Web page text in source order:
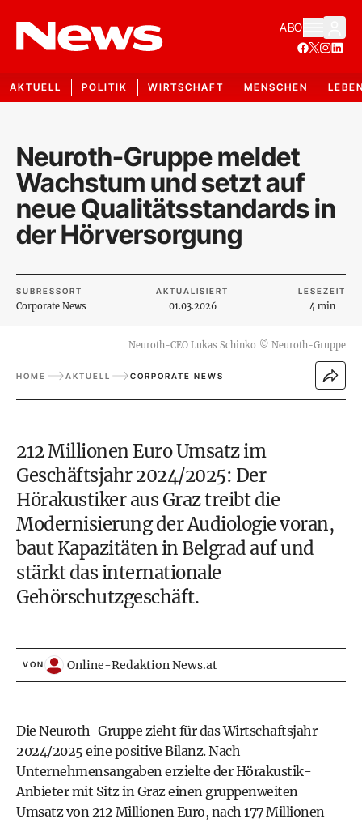
ABO
AKTUELL POLITIK WIRTSCHAFT MENSCHEN
Neuroth-Gruppe meldet
Wachstum und setzt auf
neue Qualitätsstandards in
der Hörversorgung
SUBRESSORT
Corporate News
AKTUALISIERT
01.03.2026
LESEZEIT
4 min
Neuroth-CEO Lukas Schinko © Neuroth-Gruppe
HOME AKTUELL CORPORATE NEWS
212 Millionen Euro Umsatz im
Geschäftsjahr 2024/2025: Der
Hörakustiker aus Graz treibt die
Modernisierung der Audiologie voran,
baut Kapazitäten in Belgrad auf und
stärkt das internationale
Gehörschutzgeschäft.
VON Online-Redaktion News.at
Die Neuroth-Gruppe zieht für das Wirtschaftsjahr
2024/2025 eine positive Bilanz. Nach
Unternehmensangaben erzielte der Hörakustik-
Anbieter mit Sitz in Graz einen gruppenweiten
Umsatz von 212 Millionen Euro, nach 177 Millionen